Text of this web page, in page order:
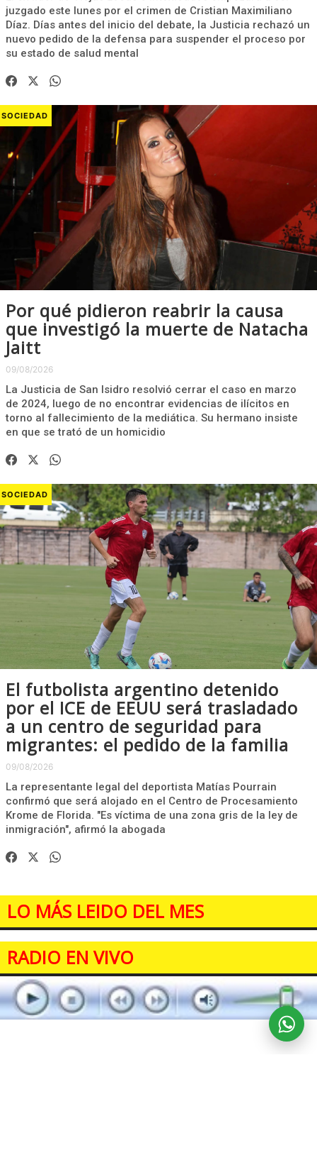
juzgado este lunes por el crimen de Cristian Maximiliano
Díaz. Días antes del inicio del debate, la Justicia rechazó un
nuevo pedido de la defensa para suspender el proceso por
su estado de salud mental
SOCIEDAD
Por qué pidieron reabrir la causa
que investigó la muerte de Natacha
Jaitt
09/08/2026
La Justicia de San Isidro resolvió cerrar el caso en marzo
de 2024, luego de no encontrar evidencias de ilícitos en
torno al fallecimiento de la mediática. Su hermano insiste
en que se trató de un homicidio
SOCIEDAD
El futbolista argentino detenido
por el ICE de EEUU será trasladado
a un centro de seguridad para
migrantes: el pedido de la familia
09/08/2026
La representante legal del deportista Matías Pourrain
confirmó que será alojado en el Centro de Procesamiento
Krome de Florida. "Es víctima de una zona gris de la ley de
inmigración", afirmó la abogada
LO MÁS LEIDO DEL MES
RADIO EN VIVO